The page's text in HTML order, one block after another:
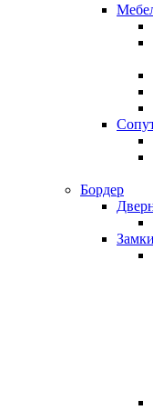
Бордер
Замки